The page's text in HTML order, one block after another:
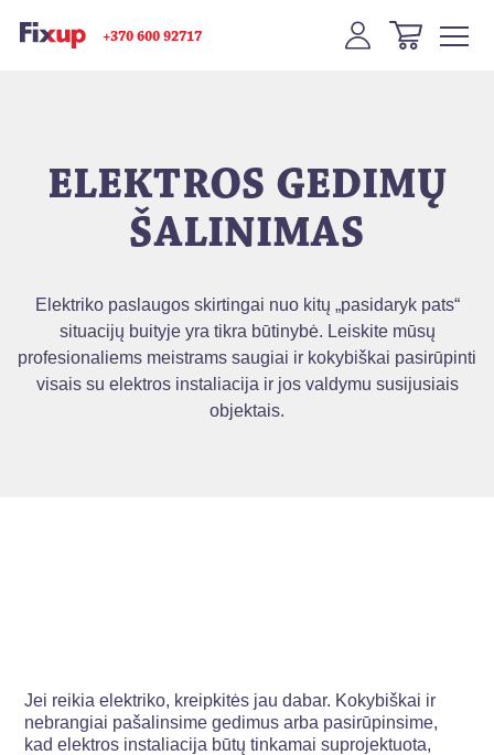
+370 600 92717
ELEKTROS GEDIMŲ
ŠALINIMAS
Elektriko paslaugos skirtingai nuo kitų „pasidaryk pats“
situacijų buityje yra tikra būtinybė. Leiskite mūsų
profesionaliems meistrams saugiai ir kokybiškai pasirūpinti
visais su elektros instaliacija ir jos valdymu susijusiais
objektais.
Jei reikia elektriko, kreipkitės jau dabar. Kokybiškai ir
nebrangiai pašalinsime gedimus arba pasirūpinsime,
kad elektros instaliacija būtų tinkamai suprojektuota,